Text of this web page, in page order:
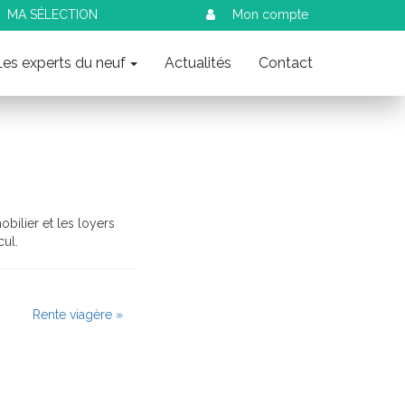
Mon compte
MA SÉLECTION
experts du neuf Actualités Contact
et les loyers
Rente viagère »